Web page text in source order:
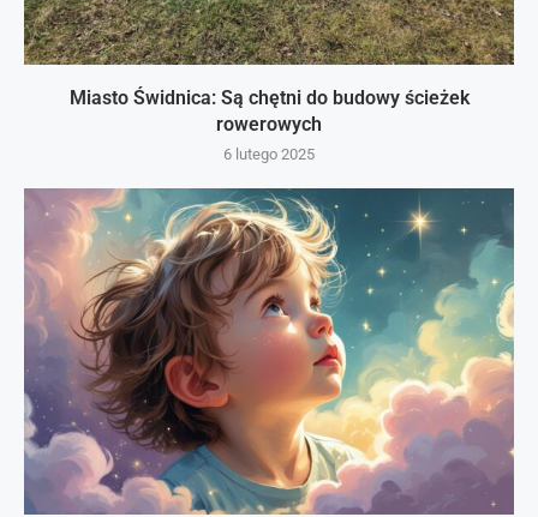
Miasto Świdnica: Są chętni do budowy ścieżek
rowerowych
6 lutego 2025